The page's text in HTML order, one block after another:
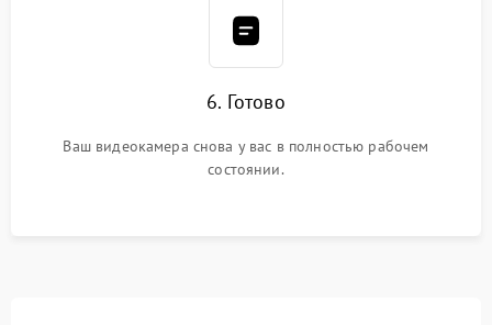
6. Готово
Ваш видеокамера снова у вас в полностью рабочем
состоянии.